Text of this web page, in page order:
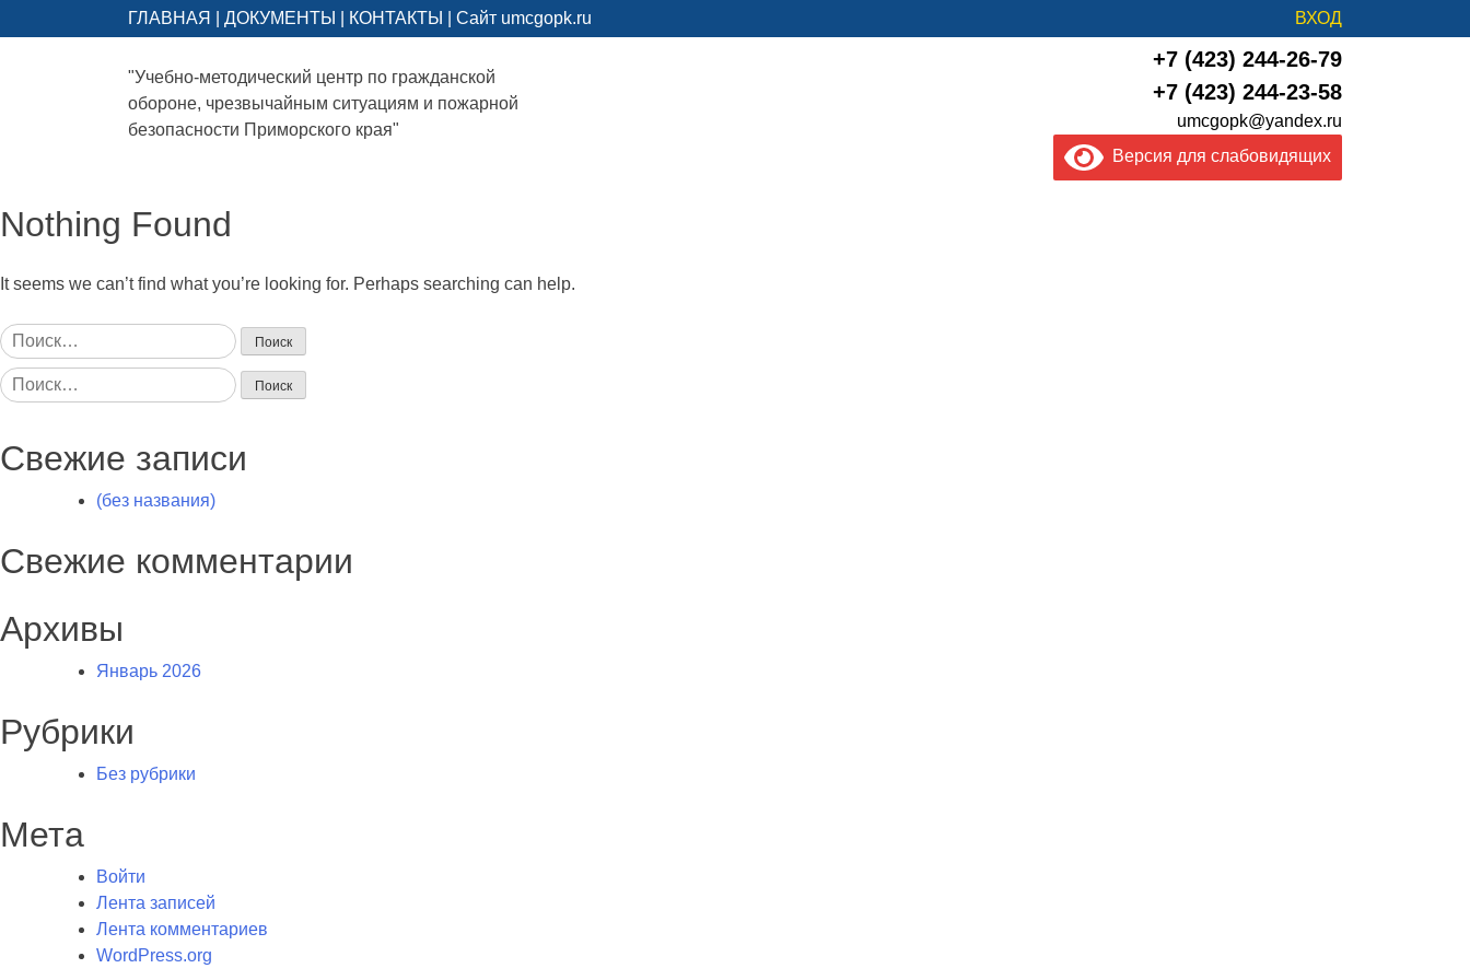
ГЛАВНАЯ ДОКУМЕНТЫ КОНТАКТЫ Сайт umcgopk.ru ВХОД
"Учебно-методический центр по гражданской
обороне, чрезвычайным ситуациям и пожарной
безопасности Приморского края"
+7 (423) 244-26-79
+7 (423) 244-23-58
umcgopk@yandex.ru
Версия для слабовидящих
Nothing Found
It seems we can’t find what you’re looking for. Perhaps searching can help.
Найти:
Найти:
Свежие записи
(без названия)
Свежие комментарии
Архивы
Январь 2026
Рубрики
Без рубрики
Мета
Войти
Лента записей
Лента комментариев
WordPress.org